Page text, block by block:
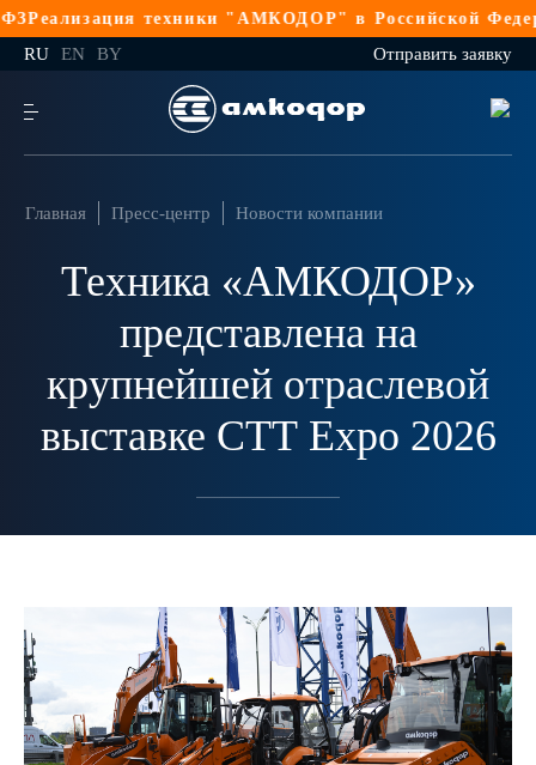
техники "АМКОДОР" в Российской
RU EN BY Отправить заявку
Главная Пресс-центр Новости компании
Техника «АМКОДОР»
представлена на
крупнейшей отраслевой
выставке СТТ Expo 2026